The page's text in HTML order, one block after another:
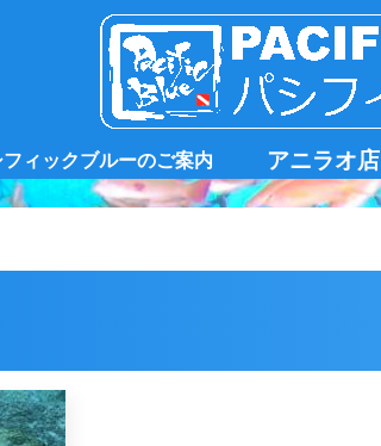
ィックブルーのご案内 アニラオ店